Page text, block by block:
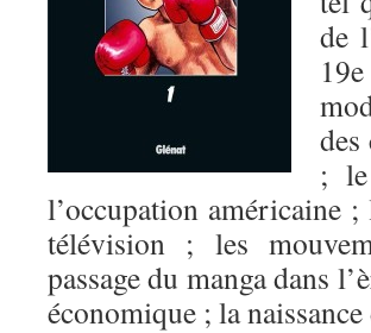
de
;
l’occupation américaine
télévision ; les
passage du manga dans
économique ; la